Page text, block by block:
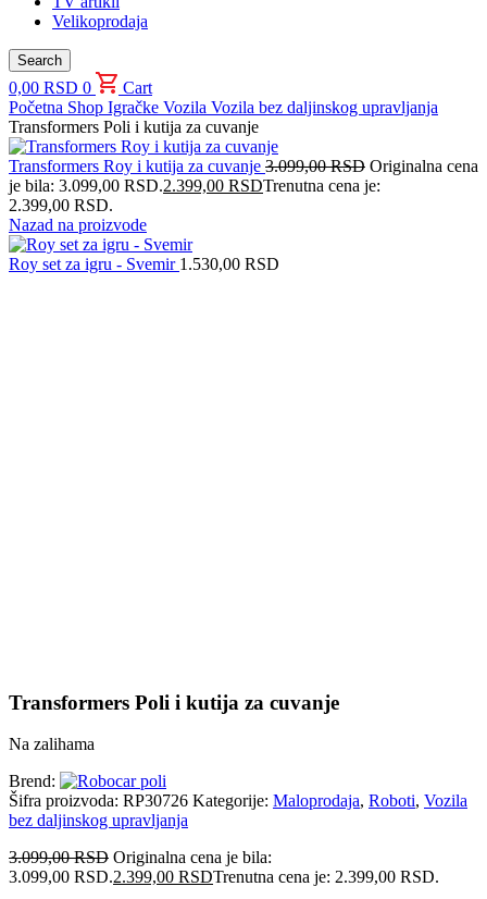
Velikoprodaja
Search
0,00 RSD 0
Cart
Početna Shop Igračke Vozila Vozila bez daljinskog upravljanja
Transformers Poli i kutija za cuvanje
Transformers Roy i kutija za cuvanje 3.099,00RSD Originalna cena
je bila: 3.099,00 RSD.2.399,00 RSDTrenutna cena je:
2.399,00 RSD.
Nazad na proizvode
Roy set za igru - Svemir 1.530,00 RSD
Transformers Poli i kutija za cuvanje
Na zalihama
Brend:
Šifra proizvoda: RP30726 Kategorije: Maloprodaja, Roboti, Vozila
bez daljinskog upravljanja
3.099,00RSD Originalna cena je bila:
3.099,00 RSD.2.399,00 RSDTrenutna cena je: 2.399,00 RSD.